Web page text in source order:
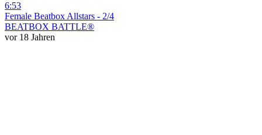
6:53
Female Beatbox Allstars - 2/4
BEATBOX BATTLE®
vor 18 Jahren